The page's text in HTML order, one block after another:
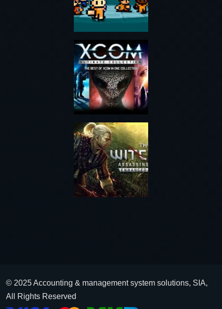
© 2025 Accounting & management system solutions, SIA,
All Rights Reserved